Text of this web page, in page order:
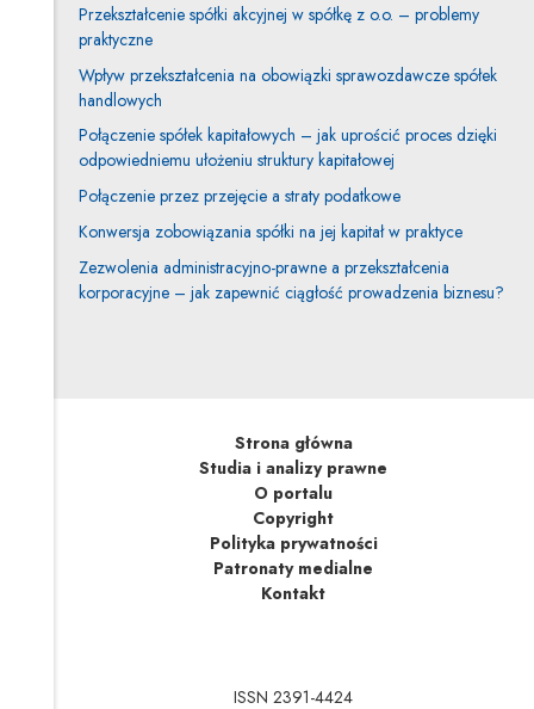
Przekształcenie spółki akcyjnej w spółkę z o.o. – problemy
praktyczne
Wpływ przekształcenia na obowiązki sprawozdawcze spółek
handlowych
Połączenie spółek kapitałowych – jak uprościć proces dzięki
odpowiedniemu ułożeniu struktury kapitałowej
Połączenie przez przejęcie a straty podatkowe
Konwersja zobowiązania spółki na jej kapitał w praktyce
Zezwolenia administracyjno-prawne a przekształcenia
korporacyjne – jak zapewnić ciągłość prowadzenia biznesu?
Strona główna
Studia i analizy prawne
O portalu
Copyright
Polityka prywatności
Patronaty medialne
Kontakt
ISSN 2391-4424